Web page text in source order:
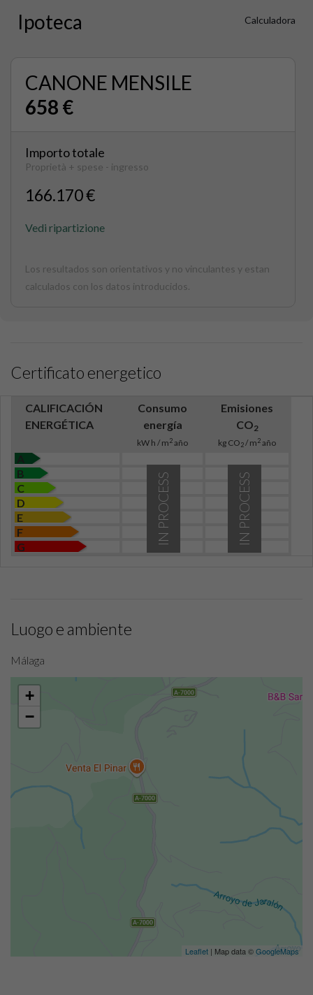
Ipoteca Calculadora
CANONE MENSILE
658 €
Importo totale
Proprietà + spese - ingresso
166.170 €
Vedi ripartizione
Los resultados son orientativos y no vinculantes y estan
calculados con los datos introducidos.
Certificato energetico
CALIFICACIÓN
ENERGÉTICA
Consumo
energía
kW h / m2año
Emisiones
CO2
kg CO2/ m2año
A
B
C
D
E
F
G
IN PROCESS
IN PROCESS
Luogo e ambiente
Málaga
+
−
Leaflet | Map data ©GoogleMaps